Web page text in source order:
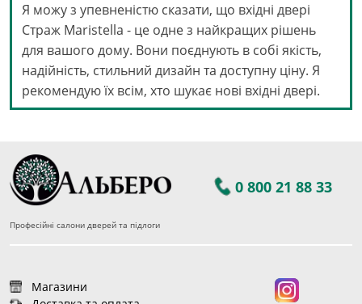
Я можу з упевненістю сказати, що вхідні двері
Страж Maristella - це одне з найкращих рішень
для вашого дому. Вони поєднують в собі якість,
надійність, стильний дизайн та доступну ціну. Я
рекомендую їх всім, хто шукає нові вхідні двері.
0 800 21 88 33
Професійні салони дверей та підлоги
Магазини